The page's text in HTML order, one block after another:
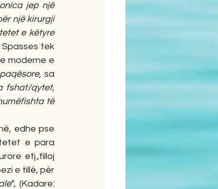
jep një
një kirurgji
e këtyre
Spasses tek
moderne e
paqësore,
fshat/qytet
të
edhe pse
e para
etj.,filloj
e tillë, për
”, (Kadare: